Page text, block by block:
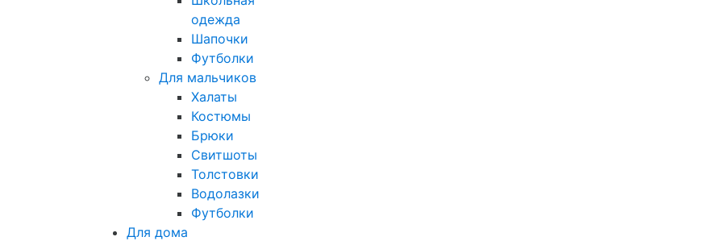
одежда
Шапочки
Футболки
Для мальчиков
Халаты
Костюмы
Брюки
Свитшоты
Толстовки
Водолазки
Футболки
Для дома